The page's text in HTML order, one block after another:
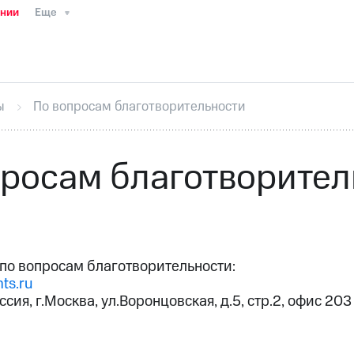
Еще
ИнтервьюФинансовая отчетность
секретарьРаскрытие информации
кабинет акционераАкционерный капитал
именных облигацийДругое
По вопросам благотворительности
вопросам благотворительности:
г.Москва, ул.Воронцовская, д.5, стр.2, офис 203